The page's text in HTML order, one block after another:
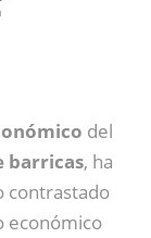
del
barricas, ha
contrastado
económico